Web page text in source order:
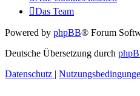
Das Team
Powered by phpBB® Forum
Deutsche Übersetzung durch
Datenschutz |